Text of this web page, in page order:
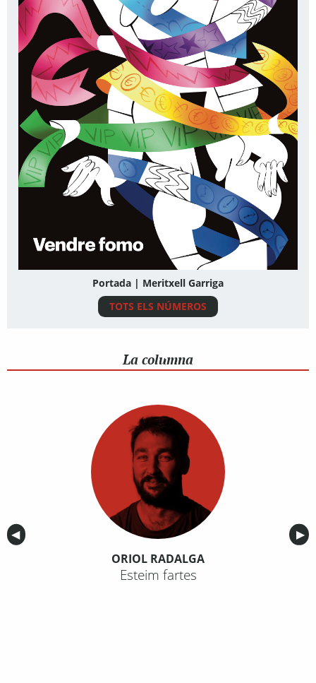
Portada | Meritxell Garriga
TOTS ELS NÚMEROS
La columna
Anterior
◀︎ ▶︎
ORIOL RADALGA
Esteim fartes